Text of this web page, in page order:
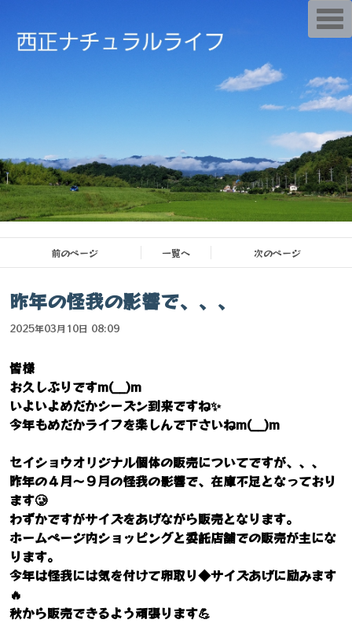
前のページ 一覧へ 次のページ
昨年の怪我の影響で、、、
2025年03月10日 08:09
皆様
お久しぶりですm(__)m
いよいよめだかシーズン到来ですね✨
今年もめだかライフを楽しんで下さいねm(__)m
セイショウオリジナル個体の販売についてですが、、、
昨年の４月～９月の怪我の影響で、在庫不足となっており
ます🥲
わずかですがサイズをあげながら販売となります。
ホームページ内ショッピングと委託店舗での販売が主にな
ります。
今年は怪我には気を付けて卵取り◆サイズあげに励みます
🔥
秋から販売できるよう頑張ります💪
T
o
g
n
a
v
g
a
t
i
o
n